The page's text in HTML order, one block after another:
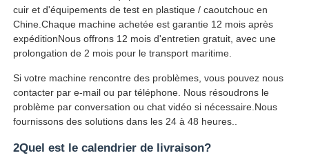
cuir et d'équipements de test en plastique / caoutchouc en
Chine.Chaque machine achetée est garantie 12 mois après
expéditionNous offrons 12 mois d'entretien gratuit, avec une
prolongation de 2 mois pour le transport maritime.
Si votre machine rencontre des problèmes, vous pouvez nous
contacter par e-mail ou par téléphone. Nous résoudrons le
problème par conversation ou chat vidéo si nécessaire.Nous
fournissons des solutions dans les 24 à 48 heures..
2Quel est le calendrier de livraison?